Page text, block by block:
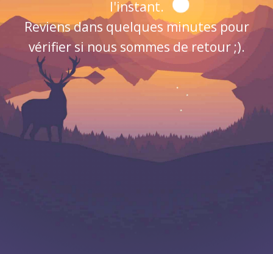
l'instant.
Reviens dans quelques minutes pour
vérifier si nous sommes de retour ;).